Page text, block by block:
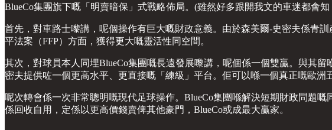
BlueCo集團旗下嘅「明賣暗保」式戰略佈局。(雖然好多跟開我文的車迷都會
首先，對車路士嚟講，呢個操作有巨大嘅財政意義。由於森美爾-史密夫係青
平法案（FFP）方面，獲得更大嘅靈活性同空間。
其次，對球員本人同埋BlueCo集團嘅長遠發展嚟講，呢個係一個雙贏。與其
密夫提供咗一個更高水平、更直接嘅「練級」平台。佢可以喺一個真正嘅歐
呢次轉會係一次非常聰明嘅現代足球操作。BlueCo集團喺解決短期財政問題
係回收自用，定係以更高價錢賣俾其他豪門，BlueCo或成最大贏家。